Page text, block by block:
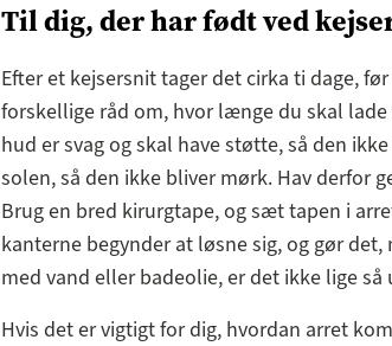
Til dig, der har født ved
Efter et kejsersnit tager det cirka ti dage,
forskellige råd om, hvor længe du skal
hud er svag og skal have støtte, så den
solen, så den ikke bliver mørk. Hav derfor
Brug en bred kirurgtape, og sæt tapen i
kanterne begynder at løsne sig, og gør
med vand eller badeolie, er det ikke lige
Hvis det er vigtigt for dig, hvordan arret